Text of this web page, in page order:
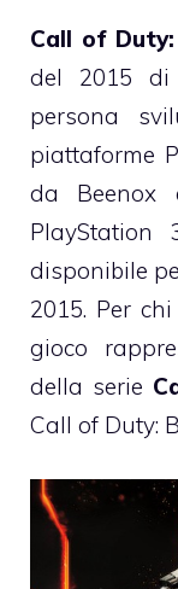
Call of
del 2015 di
persona
piattaforme
da Beenox
disponibile
2015. Per
gioco
della serie
Call of Duty: